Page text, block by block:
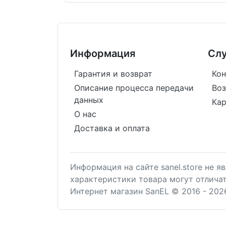
Информация
Гарантия и возврат
Описание процесса передачи
данных
О нас
Доставка и оплата
Информация на сайте sanel.store не
характеристики товара могут
Интернет магазин SanEL © 2016 -